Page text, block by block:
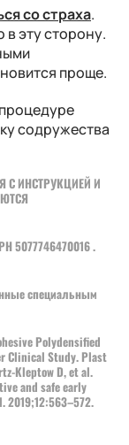
со страха.
эту сторону.
проще.
содружества
С ИНСТРУКЦИЕЙ И
5077746470016 .
специальным
Polydensified
Clinical Study. Plast
Kleptow D, et al.
and safe early
. 2019;12:563–572.